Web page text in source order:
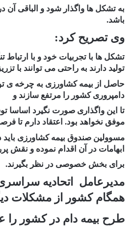
به تشکل ها واگذار شود و الباقی آن
باشد.
وی تصریح کرد:
تشکل ها با تجربیات خود و با ارتباط
تولید دارند به راحتی می توانند با
حاصل از بیمه کشاورزی به چرخه ی
دامپروری کشور را مرتفع سازند و
تا این واگذاری صورت نگیرد اساسا
موفق نخواهد بود. اعتقاد دارم تا
مسوولین صندوق بیمه کشاورزی باید
ابهامات در آن اقدام نموده و نقش
برای بخش خصوصی در نظر بگیرند.
مدیرعامل اتحادیه
همگام کشور از مشکلات
طرح بیمه دام در کشور را